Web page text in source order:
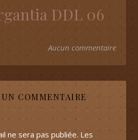
DDL 06
Aucun commentaire
COMMENTAIRE
ne sera pas publiée. Les